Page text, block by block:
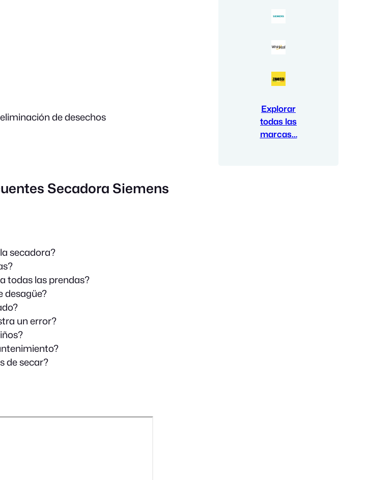
de desechos
Secadora Siemens
secadora?
todas las prendas?
desagüe?
un error?
de secar?
Explorar
todas las
marcas…